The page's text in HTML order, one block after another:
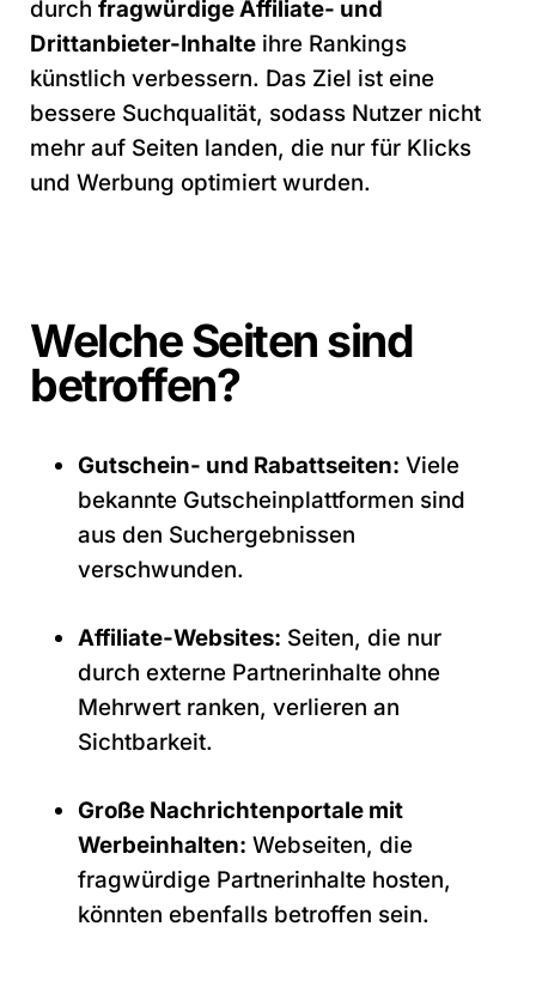
durch fragwürdige Affiliate- und
Drittanbieter-Inhalte ihre Rankings
künstlich verbessern. Das Ziel ist eine
bessere Suchqualität, sodass Nutzer nicht
mehr auf Seiten landen, die nur für Klicks
und Werbung optimiert wurden.
Welche Seiten sind
betroffen?
Gutschein- und Rabattseiten: Viele
bekannte Gutscheinplattformen sind
aus den Suchergebnissen
verschwunden.
Affiliate-Websites: Seiten, die nur
durch externe Partnerinhalte ohne
Mehrwert ranken, verlieren an
Sichtbarkeit.
Große Nachrichtenportale mit
Werbeinhalten: Webseiten, die
fragwürdige Partnerinhalte hosten,
könnten ebenfalls betroffen sein.